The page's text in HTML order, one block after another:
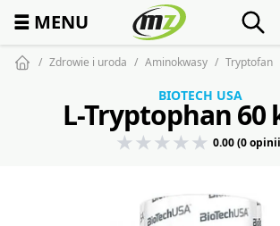
☰ MENU
Zdrowie i uroda Aminokwasy Tryptofan
BIOTECH USA
L-Tryptophan 60
0.00 (0